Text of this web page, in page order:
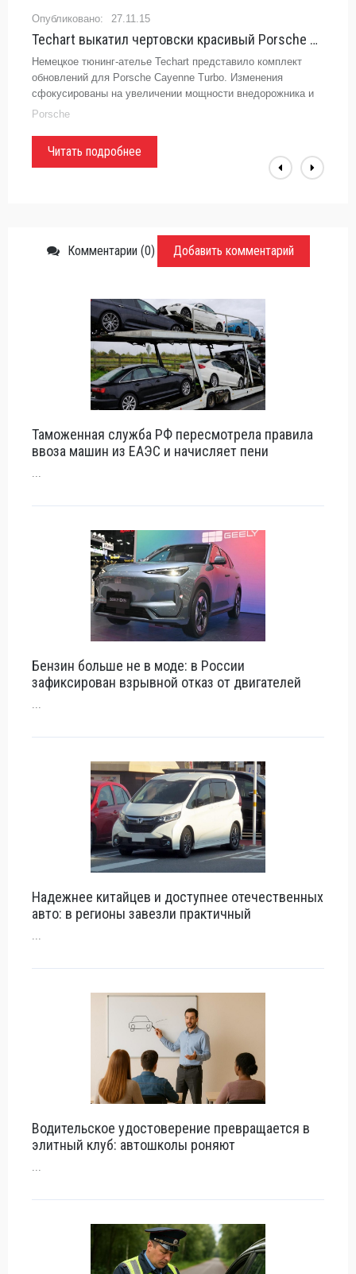
27.11.15
Techart выкатил чертовски красивый Porsche Cayenne Turbo - «Porsche»
Немецкое тюнинг-ателье Techart представило комплект
обновлений для Porsche Cayenne Turbo. Изменения
сфокусированы на увеличении мощности внедорожника и
придания ему более агрессивного дизайна. По части ...
Porsche
Читать подробнее
Комментарии (0) Добавить комментарий
Таможенная служба РФ пересмотрела правила
ввоза машин из ЕАЭС и начисляет пени
...
Бензин больше не в моде: в России
зафиксирован взрывной отказ от двигателей
...
Надежнее китайцев и доступнее отечественных
авто: в регионы завезли практичный
...
Водительское удостоверение превращается в
элитный клуб: автошколы роняют
...